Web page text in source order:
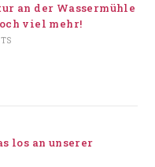
an der Wassermühle
viel mehr!
los an unserer